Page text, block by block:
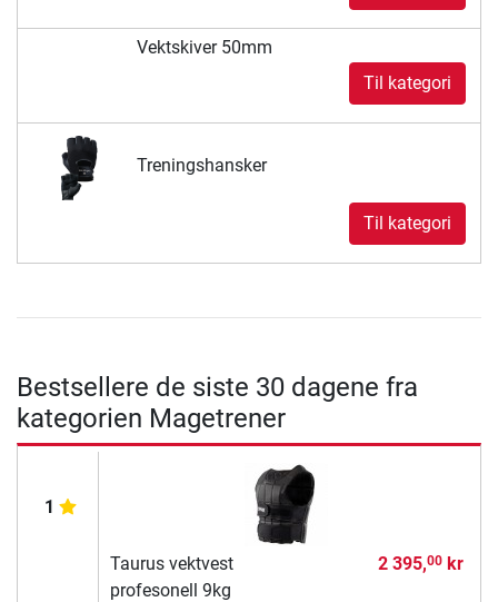
Vektskiver 50mm
Til kategori
Treningshansker
Til kategori
Bestsellere de siste 30 dagene fra
kategorien Magetrener
1
Taurus vektvest
profesonell 9kg
2 395,00kr